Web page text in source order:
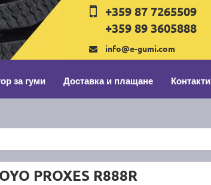
+359 87 7265509
+359 89 3605888
info@e-gumi.com
за гуми Доставка и плащане Контакти
PROXES R888R